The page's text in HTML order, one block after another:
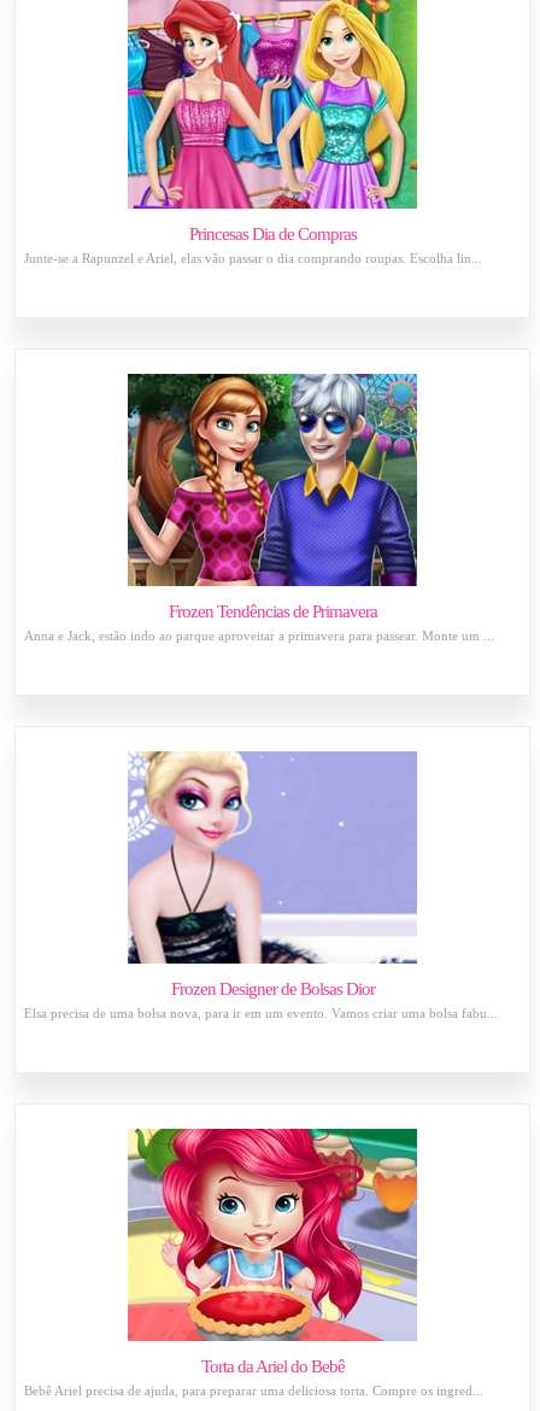
Princesas Dia de Compras
Junte-se a Rapunzel e Ariel, elas vão passar o dia comprando roupas. Escolha lin...
Frozen Tendências de Primavera
Anna e Jack, estão indo ao parque aproveitar a primavera para passear. Monte um ...
Frozen Designer de Bolsas Dior
Elsa precisa de uma bolsa nova, para ir em um evento. Vamos criar uma bolsa fabu...
Torta da Ariel do Bebê
Bebê Ariel precisa de ajuda, para preparar uma deliciosa torta. Compre os ingred...